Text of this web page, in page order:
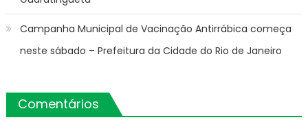
Campanha Municipal de Vacinação Antirrábica começa
neste sábado – Prefeitura da Cidade do Rio de Janeiro
Comentários